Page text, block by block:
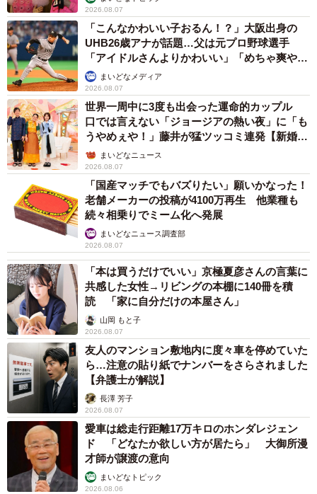
2026.08.07
「こんなかわいい子おるん！？」大阪出身の
UHB26歳アナが話題…父は元プロ野球選手
「アイドルさんよりかわいい」「めちゃ爽や
か」まいどなメディア
2026.08.07
世界一周中に3度も出会った運命的カップル
口では言えない「ジョージアの熱い夜」に「も
うやめぇや！」藤井が猛ツッコミ連発【新婚さ
ん】まいどなニュース
2026.08.07
「国産マッチでもバズりたい」願いかなった！
老舗メーカーの投稿が4100万再生 他業種も
続々相乗りでミーム化へ発展
まいどなニュース調査部
2026.08.07
「本は買うだけでいい」京極夏彦さんの言葉に
共感した女性→リビングの本棚に140冊を積
読 「家に自分だけの本屋さん」
山岡 もと子
2026.08.07
友人のマンション敷地内に度々車を停めていた
ら…注意の貼り紙でナンバーをさらされました
【弁護士が解説】
長澤 芳子
2026.08.07
愛車は総走行距離17万キロのホンダレジェン
ド 「どなたか欲しい方が居たら」 大御所漫
才師が譲渡の意向
まいどなトピック
2026.08.06